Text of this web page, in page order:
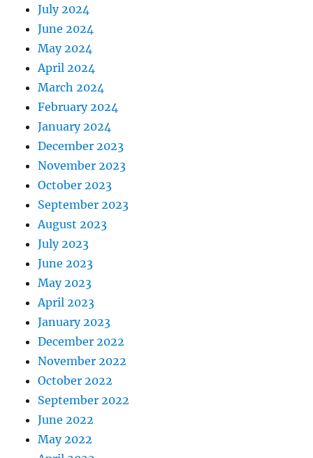
July 2024
June 2024
May 2024
April 2024
March 2024
February 2024
January 2024
December 2023
November 2023
October 2023
September 2023
August 2023
July 2023
June 2023
May 2023
April 2023
January 2023
December 2022
November 2022
October 2022
September 2022
June 2022
May 2022